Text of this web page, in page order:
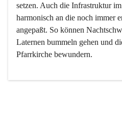
setzen. Auch die Infrastruktur
harmonisch an die noch immer
angepaßt. So können
Laternen bummeln gehen und
Pfarrkirche bewundern.
Der Weinbau dominert heute